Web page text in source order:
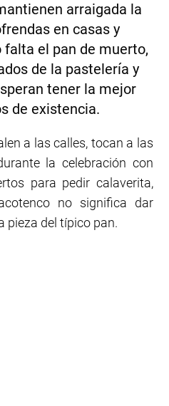
arraigada la
en casas y
el pan de muerto,
de la pastelería y
tener la mejor
de existencia.
a las calles, tocan a las
la celebración con
para pedir calaverita,
no significa dar
pieza del típico pan.